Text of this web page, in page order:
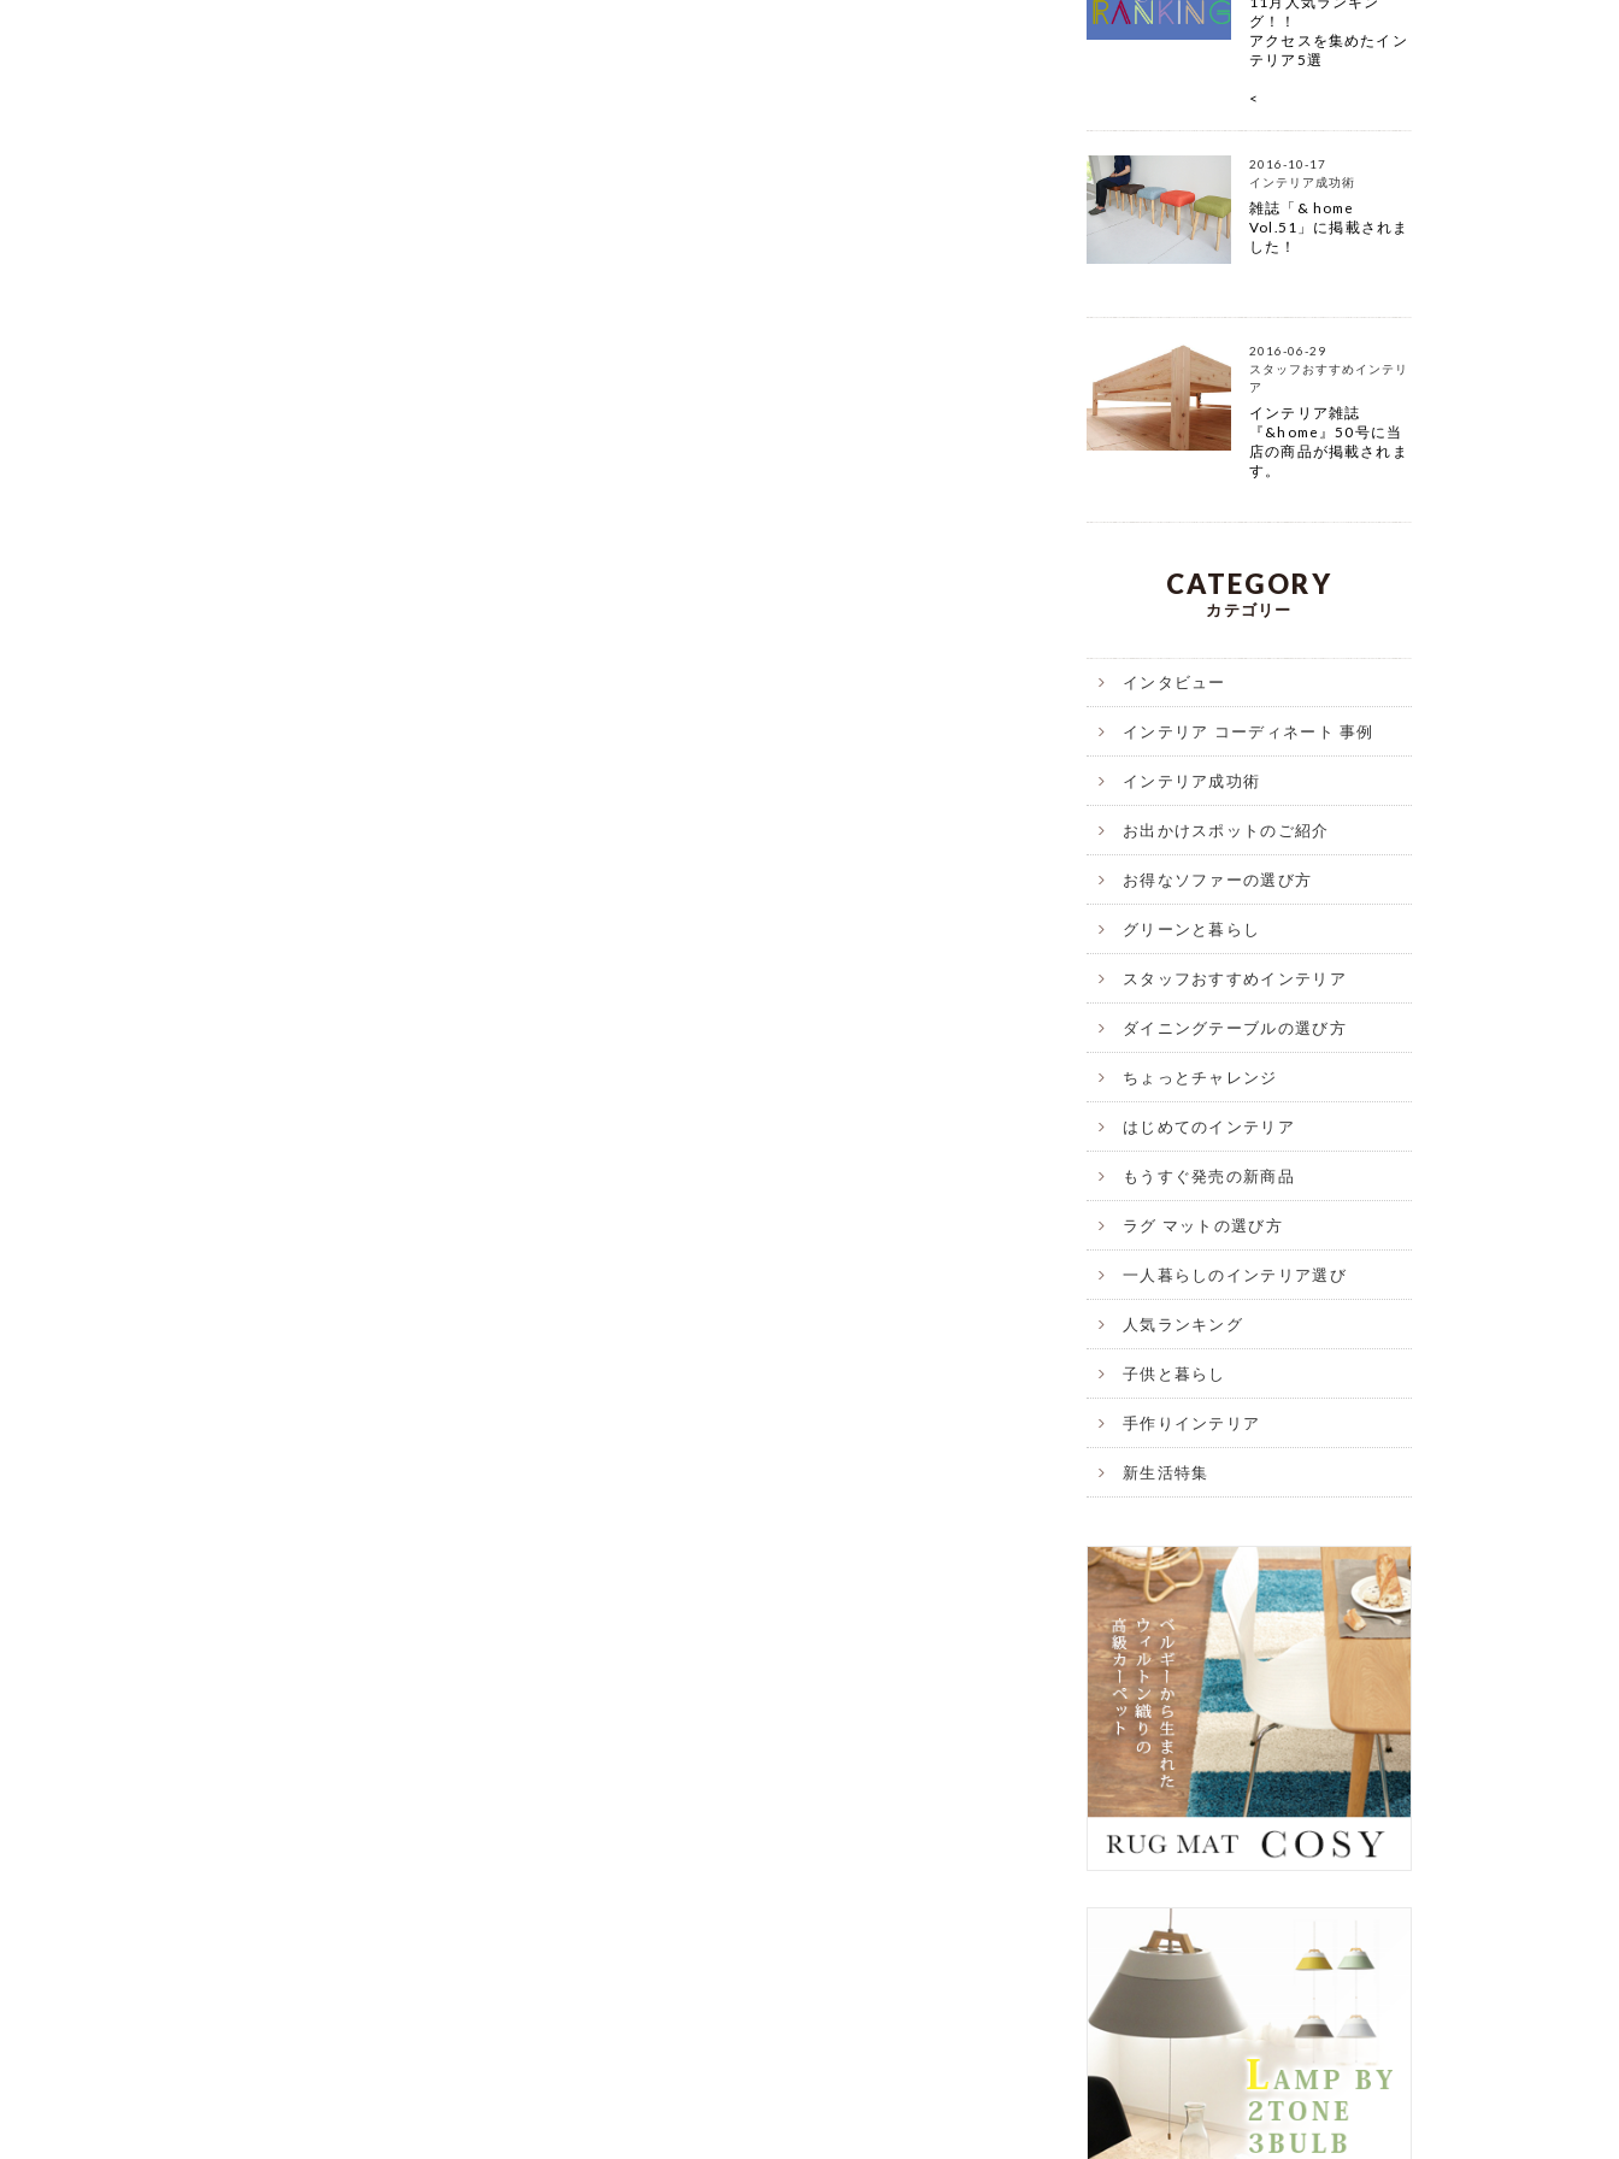
グ！！
アクセスを集めたイン
テリア5選
<
2016-10-17
インテリア成功術
雑誌「& home
Vol.51」に掲載されま
した！
2016-06-29
スタッフおすすめインテリ
ア
インテリア雑誌
『&home』50号に当
店の商品が掲載されま
す。
CATEGORY
カテゴリー
インタビュー
インテリア コーディネート 事例
インテリア成功術
お出かけスポットのご紹介
お得なソファーの選び方
グリーンと暮らし
スタッフおすすめインテリア
ダイニングテーブルの選び方
ちょっとチャレンジ
はじめてのインテリア
もうすぐ発売の新商品
ラグ マットの選び方
一人暮らしのインテリア選び
人気ランキング
子供と暮らし
手作りインテリア
新生活特集